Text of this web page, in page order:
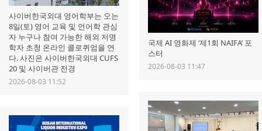
사이버한국외대 영어학부는 오는
8일(토) 영어 교육 및 언어학 관심
자 누구나 참여 가능한 해외 저명
학자 초청 온라인 콜로퀴엄을 연
다. 사진은 사이버한국외대 CUFS
20 및 사이버관 전경
2026-08-03 11:52
국제 AI 영화제 ‘제1회 NAIFA’​ 포
스터
2026-08-03 11:47